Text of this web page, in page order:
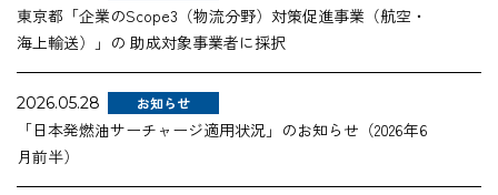
東京都「企業のScope3（物流分野）対策促進事業（航空・
海上輸送）」の 助成対象事業者に採択
2026.05.28 お知らせ
「日本発燃油サーチャージ適用状況」のお知らせ（2026年6
月前半）